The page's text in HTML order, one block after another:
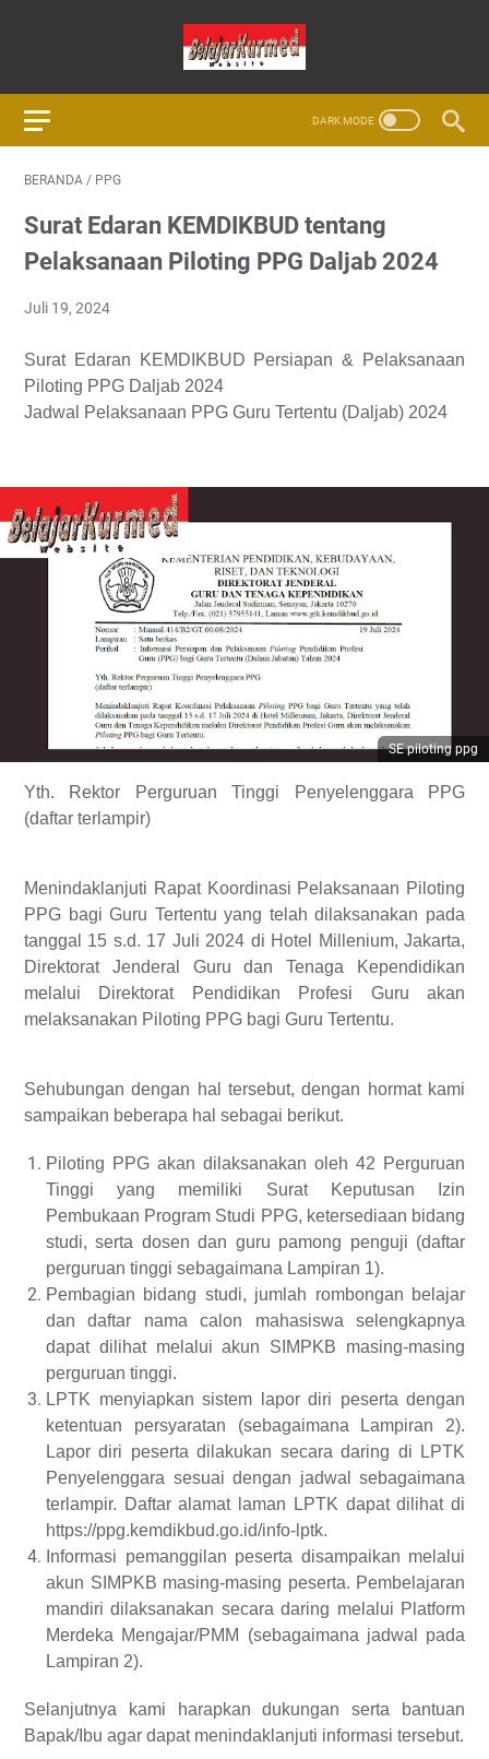
BERANDA / PPG
Surat Edaran KEMDIKBUD tentang
Pelaksanaan Piloting PPG Daljab 2024
Juli 19, 2024
Surat Edaran KEMDIKBUD Persiapan & Pelaksanaan
Piloting PPG Daljab 2024
Jadwal Pelaksanaan PPG Guru Tertentu (Daljab) 2024
SE piloting ppg
Yth. Rektor Perguruan Tinggi Penyelenggara PPG
(daftar terlampir)
Menindaklanjuti Rapat Koordinasi Pelaksanaan Piloting
PPG bagi Guru Tertentu yang telah dilaksanakan pada
tanggal 15 s.d. 17 Juli 2024 di Hotel Millenium, Jakarta,
Direktorat Jenderal Guru dan Tenaga Kependidikan
melalui Direktorat Pendidikan Profesi Guru akan
melaksanakan Piloting PPG bagi Guru Tertentu.
Sehubungan dengan hal tersebut, dengan hormat kami
sampaikan beberapa hal sebagai berikut.
Piloting PPG akan dilaksanakan oleh 42 Perguruan
Tinggi yang memiliki Surat Keputusan Izin
Pembukaan Program Studi PPG, ketersediaan bidang
studi, serta dosen dan guru pamong penguji (daftar
perguruan tinggi sebagaimana Lampiran 1).
Pembagian bidang studi, jumlah rombongan belajar
dan daftar nama calon mahasiswa selengkapnya
dapat dilihat melalui akun SIMPKB masing-masing
perguruan tinggi.
LPTK menyiapkan sistem lapor diri peserta dengan
ketentuan persyaratan (sebagaimana Lampiran 2).
Lapor diri peserta dilakukan secara daring di LPTK
Penyelenggara sesuai dengan jadwal sebagaimana
terlampir. Daftar alamat laman LPTK dapat dilihat di
https://ppg.kemdikbud.go.id/info-lptk.
Informasi pemanggilan peserta disampaikan melalui
akun SIMPKB masing-masing peserta. Pembelajaran
mandiri dilaksanakan secara daring melalui Platform
Merdeka Mengajar/PMM (sebagaimana jadwal pada
Lampiran 2).
Selanjutnya kami harapkan dukungan serta bantuan
Bapak/Ibu agar dapat menindaklanjuti informasi tersebut.